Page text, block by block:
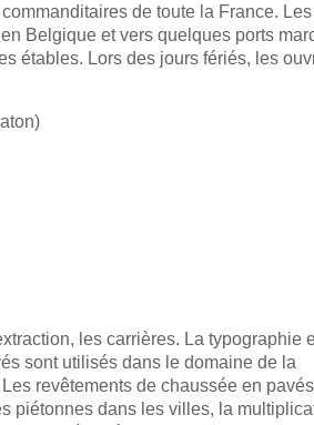
de toute la France.
Belgique et vers quelques ports
étables. Lors des jours fériés, les
les carrières. La typographie
sont utilisés dans le domaine de la
revêtements de chaussée en
piétonnes dans les villes, la